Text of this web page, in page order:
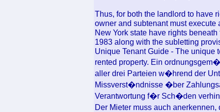
Thus, for both the landlord to have
owner and subtenant must
New York state have rights
1983 along with the subletting
Unique Tenant Guide - The unique
rented property. Ein
aller drei Parteien w�hrend der
Missverst�ndnisse �ber
Verantwortung f�r Sch�den
Der Mieter muss auch